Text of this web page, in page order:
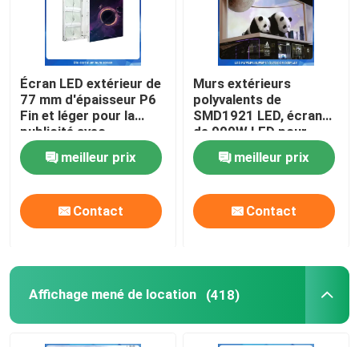
Écran LED extérieur de
77 mm d'épaisseur P6
Fin et léger pour la
publicité avec
dissipation thermique
et haute luminosité
meilleur prix
Contact
Murs extérieurs
polyvalents de
SMD1921 LED, écran
de 900W LED pour
annoncer extérieur
meilleur prix
Contact
Affichage mené de location (418)